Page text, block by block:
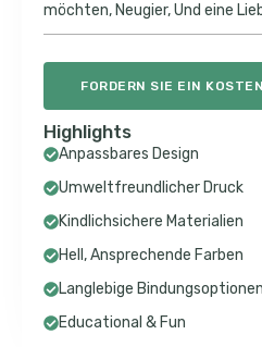
möchten, Neugier, Und eine
FORDERN SIE EIN
Highlights
Anpassbares Design
Umweltfreundlicher Druck
Kindlichsichere Materialien
Hell, Ansprechende Farben
Langlebige Bindungsoptionen
Educational & Fun